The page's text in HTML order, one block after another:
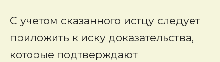
С учетом сказанного истцу следует
приложить к иску доказательства,
которые подтверждают